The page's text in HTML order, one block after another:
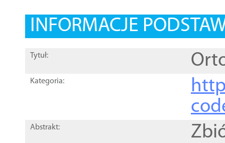
INFORMACJE
Tytuł:
Kategoria:
Abstrakt: